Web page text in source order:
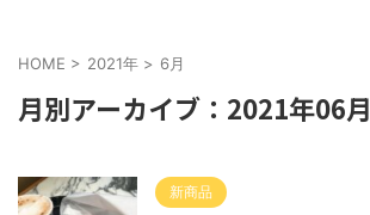
HOME > 2021年 > 6月
月別アーカイブ：2021年06月
新商品